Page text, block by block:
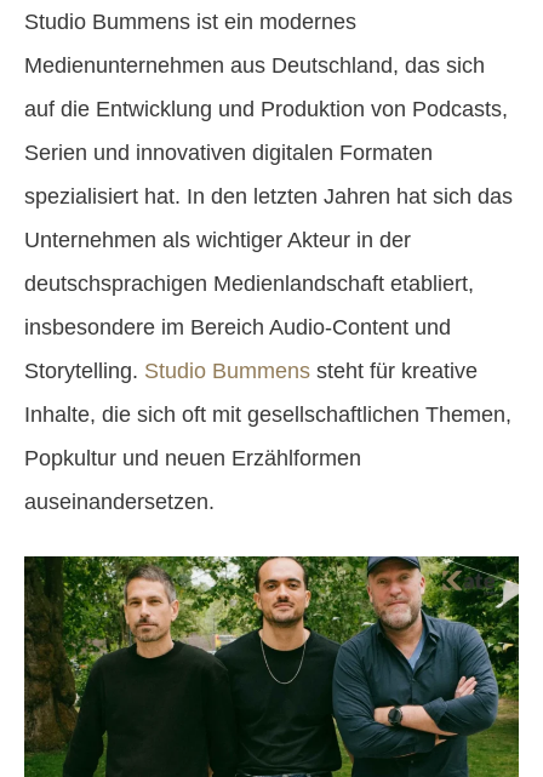
Studio Bummens ist ein modernes
Medienunternehmen aus Deutschland, das sich
auf die Entwicklung und Produktion von Podcasts,
Serien und innovativen digitalen Formaten
spezialisiert hat. In den letzten Jahren hat sich das
Unternehmen als wichtiger Akteur in der
deutschsprachigen Medienlandschaft etabliert,
insbesondere im Bereich Audio-Content und
Storytelling. Studio Bummens steht für kreative
Inhalte, die sich oft mit gesellschaftlichen Themen,
Popkultur und neuen Erzählformen
auseinandersetzen.